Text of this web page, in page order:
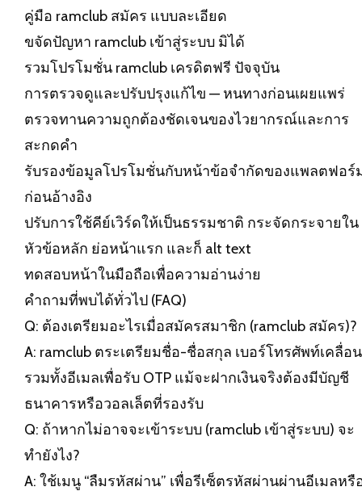
คู่มือ ramclub สมัคร แบบละเอียด
ขจัดปัญหา ramclub เข้าสู่ระบบ มิได้
รวมโปรโมชั่น ramclub เครดิตฟรี ปัจจุบัน
การตรวจดูและปรับปรุงแก้ไข — หนทางก่อนเผยแพร่
ตรวจทานความถูกต้องชัดเจนของไวยากรณ์และการ
สะกดคำ
รับรองข้อมูลโปรโมชั่นกับหน้าข้อจำกัดของแพลตฟอร์
ก่อนอ้างอิง
ปรับการใช้คีย์เวิร์ดให้เป็นธรรมชาติ กระจัดกระจายใน
หัวข้อหลัก ย่อหน้าแรก และก็ alt text
ทดสอบหน้าในมือถือเพื่อความอ่านง่าย
คำถามที่พบได้ทั่วไป (FAQ)
Q: ต้องเตรียมอะไรเมื่อสมัครสมาชิก (ramclub สมัคร)?
A: ramclub ตระเตรียมชื่อ-ชื่อสกุล เบอร์โทรศัพท์เคลื่อ
รวมทั้งอีเมลเพื่อรับ OTP แม้จะฝากเงินจริงต้องมีบัญชี
ธนาคารหรือวอลเล็ตที่รองรับ
Q: ถ้าหากไม่อาจจะเข้าระบบ (ramclub เข้าสู่ระบบ) จะ
ทำยังไง?
A: ใช้เมนู “ลืมรหัสผ่าน” เพื่อรีเซ็ตรหัสผ่านผ่านอีเมลหรื